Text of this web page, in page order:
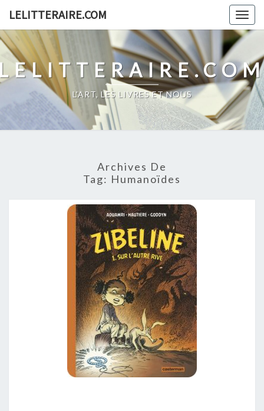
content
LELITTERAIRE.COM
L'ART, LES LIVRES ET NOUS
Archives De
Tag: Humanoïdes